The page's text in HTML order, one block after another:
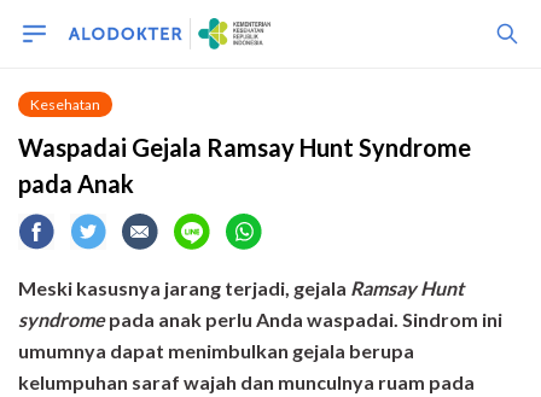
Kesehatan
Waspadai Gejala Ramsay Hunt Syndrome
pada Anak
Meski kasusnya jarang terjadi, gejala Ramsay Hunt
syndromepada anak perlu Anda waspadai. Sindrom ini
umumnya dapat menimbulkan gejala berupa
kelumpuhan saraf wajah dan munculnya ruam pada